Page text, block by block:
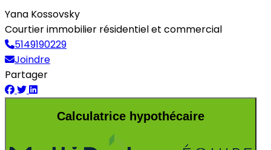
Yana Kossovsky
Courtier immobilier résidentiel et commercial
5149190229
Joindre
Partager
Calculatrice hypothécaire